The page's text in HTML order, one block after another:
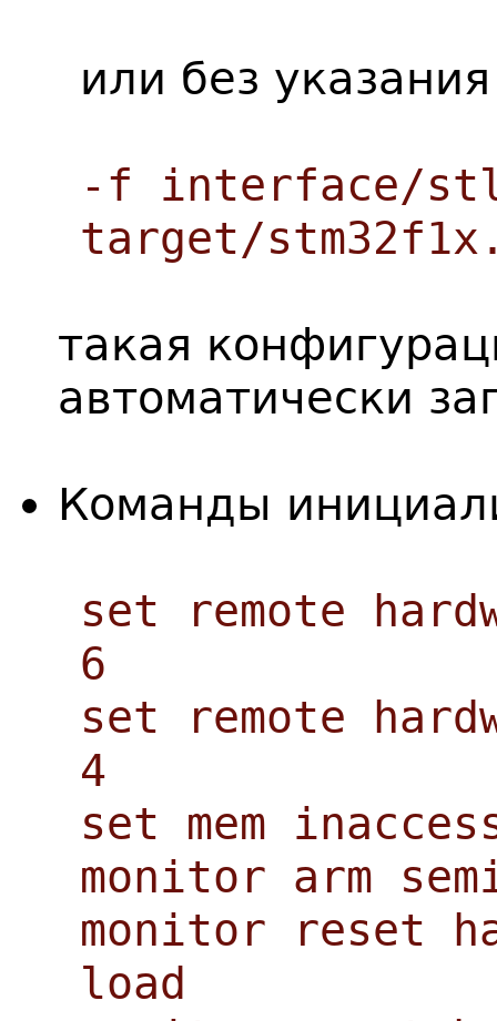
или без
-f interface/
target/
такая
автоматически
Команды
set remote
6
set remote
4
set mem
monitor arm
monitor reset
load